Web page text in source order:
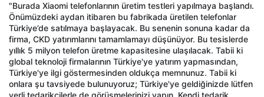
"Burada Xiaomi telefonlarının üretim testleri yapılmaya başlandı.
Önümüzdeki aydan itibaren bu fabrikada üretilen telefonlar
Türkiye’de satılmaya başlayacak. Bu senenin sonuna kadar da
firma, CKD yatırımlarını tamamlamayı düşünüyor. Bu tesislerde
yıllık 5 milyon telefon üretme kapasitesine ulaşılacak. Tabii ki
global teknoloji firmalarının Türkiye'ye yatırım yapmasından,
Türkiye'ye ilgi göstermesinden oldukça memnunuz. Tabii ki
onlara şu tavsiyede bulunuyoruz; Türkiye'ye geldiğinizde lütfen